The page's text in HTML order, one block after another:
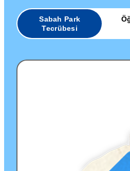
Sabah Park
Tecrübesi